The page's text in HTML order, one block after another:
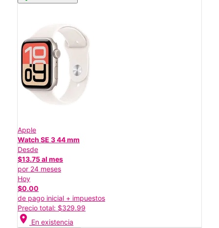
Apple
Watch SE 3 44 mm
Desde
$13.75 al mes
por 24 meses
Hoy
$0.00
de pago inicial + impuestos
Precio total: $329.99
location_on En existencia